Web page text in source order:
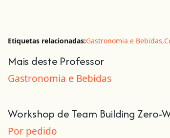
Etiquetas relacionadas:Gastronomia e Bebidas,
Mais deste Professor
Gastronomia e Bebidas
Workshop de Team Building
Por pedido